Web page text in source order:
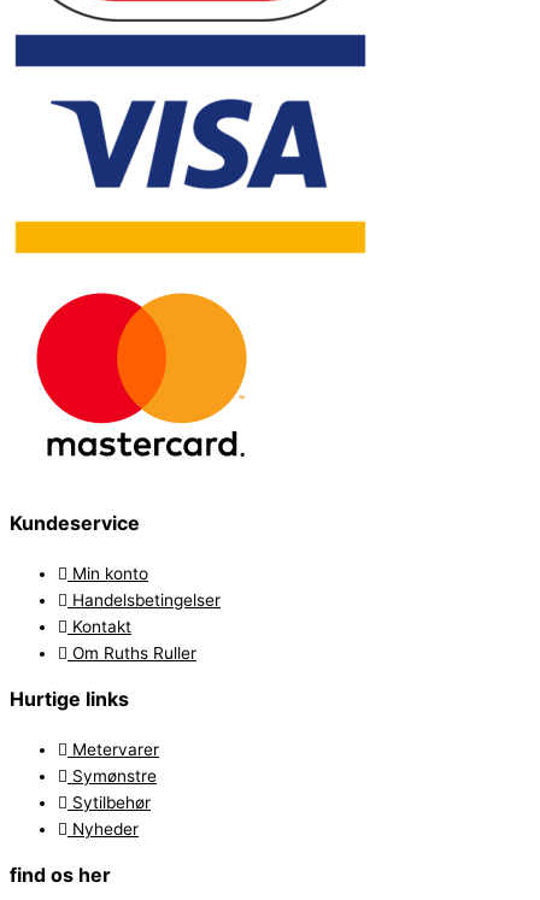
Kundeservice
Min konto
Handelsbetingelser
Kontakt
Om Ruths Ruller
Hurtige links
Metervarer
Symønstre
Sytilbehør
Nyheder
find os her